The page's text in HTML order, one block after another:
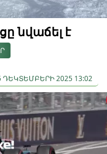
նվաճել է
ԴԵԿՏԵՄԲԵՐԻ 2025 13:02